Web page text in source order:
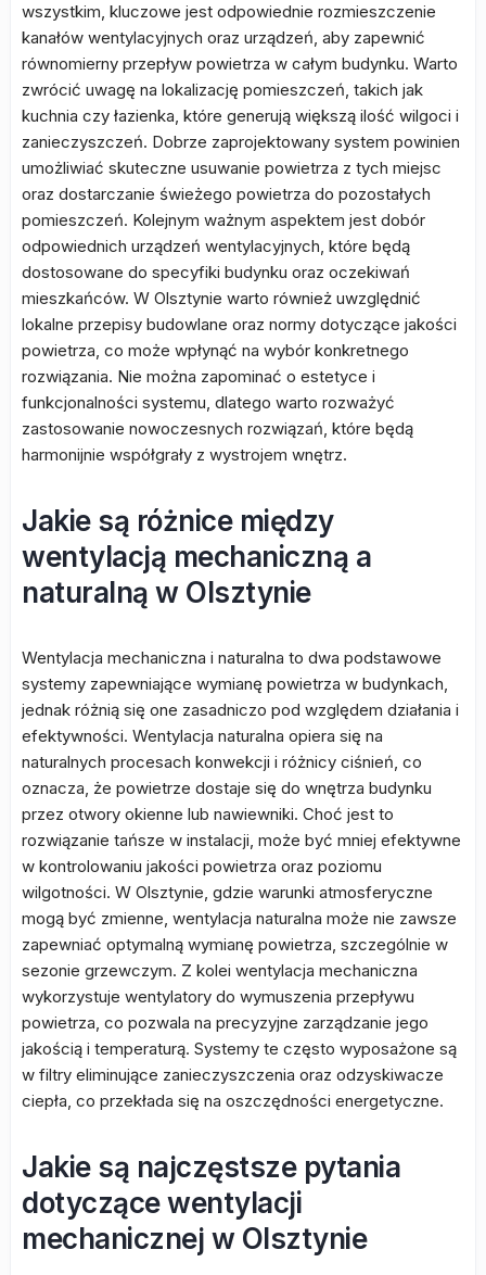
wszystkim, kluczowe jest odpowiednie rozmieszczenie
kanałów wentylacyjnych oraz urządzeń, aby zapewnić
równomierny przepływ powietrza w całym budynku. Warto
zwrócić uwagę na lokalizację pomieszczeń, takich jak
kuchnia czy łazienka, które generują większą ilość wilgoci i
zanieczyszczeń. Dobrze zaprojektowany system powinien
umożliwiać skuteczne usuwanie powietrza z tych miejsc
oraz dostarczanie świeżego powietrza do pozostałych
pomieszczeń. Kolejnym ważnym aspektem jest dobór
odpowiednich urządzeń wentylacyjnych, które będą
dostosowane do specyfiki budynku oraz oczekiwań
mieszkańców. W Olsztynie warto również uwzględnić
lokalne przepisy budowlane oraz normy dotyczące jakości
powietrza, co może wpłynąć na wybór konkretnego
rozwiązania. Nie można zapominać o estetyce i
funkcjonalności systemu, dlatego warto rozważyć
zastosowanie nowoczesnych rozwiązań, które będą
harmonijnie współgrały z wystrojem wnętrz.
Jakie są różnice między
wentylacją mechaniczną a
naturalną w Olsztynie
Wentylacja mechaniczna i naturalna to dwa podstawowe
systemy zapewniające wymianę powietrza w budynkach,
jednak różnią się one zasadniczo pod względem działania i
efektywności. Wentylacja naturalna opiera się na
naturalnych procesach konwekcji i różnicy ciśnień, co
oznacza, że powietrze dostaje się do wnętrza budynku
przez otwory okienne lub nawiewniki. Choć jest to
rozwiązanie tańsze w instalacji, może być mniej efektywne
w kontrolowaniu jakości powietrza oraz poziomu
wilgotności. W Olsztynie, gdzie warunki atmosferyczne
mogą być zmienne, wentylacja naturalna może nie zawsze
zapewniać optymalną wymianę powietrza, szczególnie w
sezonie grzewczym. Z kolei wentylacja mechaniczna
wykorzystuje wentylatory do wymuszenia przepływu
powietrza, co pozwala na precyzyjne zarządzanie jego
jakością i temperaturą. Systemy te często wyposażone są
w filtry eliminujące zanieczyszczenia oraz odzyskiwacze
ciepła, co przekłada się na oszczędności energetyczne.
Jakie są najczęstsze pytania
dotyczące wentylacji
mechanicznej w Olsztynie